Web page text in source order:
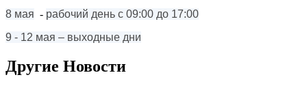
8 мая - рабочий день с 09:00 до 17:00
9 - 12 мая – выходные дни
Другие Новости